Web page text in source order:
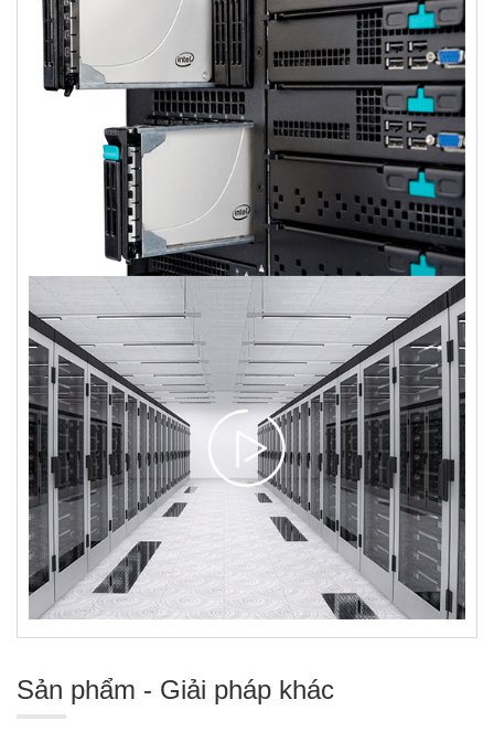
Sản phẩm - Giải pháp khác